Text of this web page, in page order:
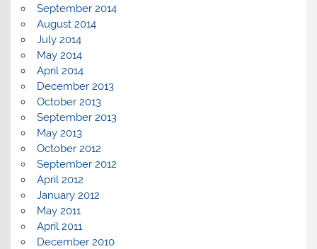
September 2014
August 2014
July 2014
May 2014
April 2014
December 2013
October 2013
September 2013
May 2013
October 2012
September 2012
April 2012
January 2012
May 2011
April 2011
December 2010